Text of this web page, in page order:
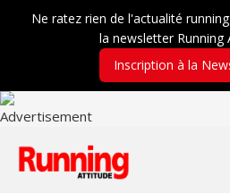
Ne ratez rien de l'actualité
la newsletter Running
Inscription à la